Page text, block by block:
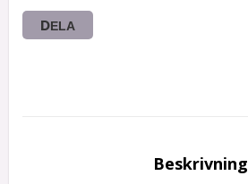
DELA
Beskrivning